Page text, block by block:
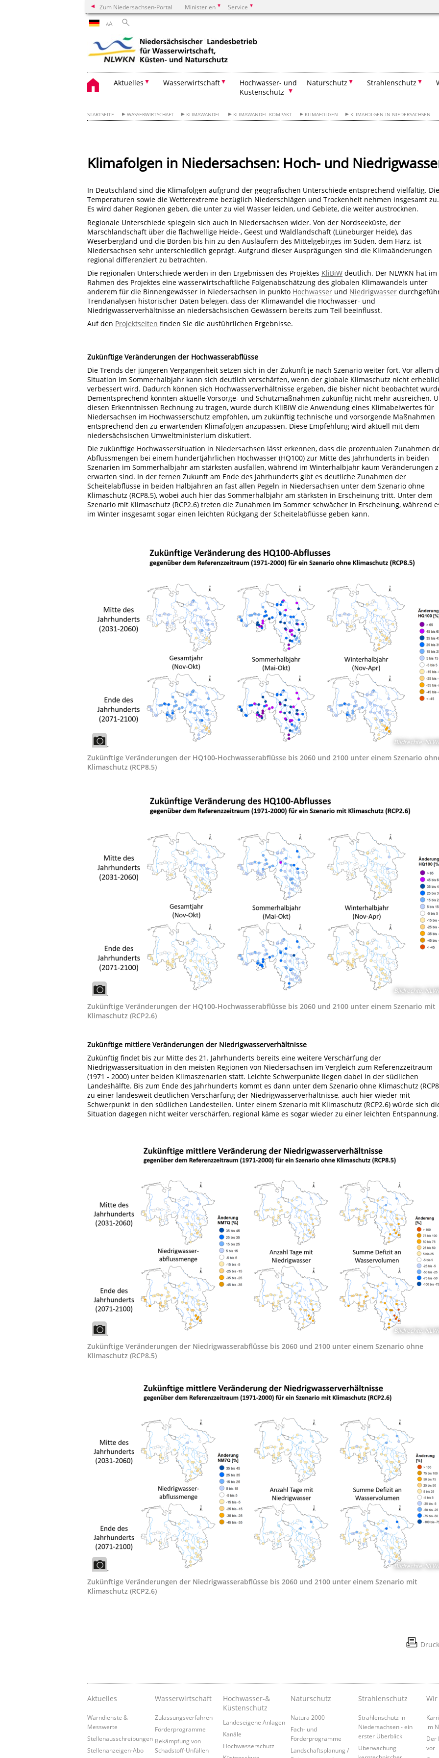
Zum Niedersachsen-Portal Ministerien Service
AA
Aktuelles Wasserwirtschaft
Hochwasser- und
Küstenschutz
Naturschutz Strahlenschutz
STARTSEITE WASSERWIRTSCHAFT KLIMAWANDEL KLIMAWANDEL KOMPAKT KLIMAFOLGEN KLIMAFOLGEN IN NIEDERSACHSEN
Klimafolgen in Niedersachsen: Hoch- und
In Deutschland sind die Klimafolgen aufgrund der geografischen Unterschiede entsprechend vielfältig. Die
Temperaturen sowie die Wetterextreme bezüglich Niederschlägen und Trockenheit nehmen insgesamt zu.
Es wird daher Regionen geben, die unter zu viel Wasser leiden, und Gebiete, die weiter austrocknen.
Regionale Unterschiede spiegeln sich auch in Niedersachsen wider. Von der Nordseeküste, der
Marschlandschaft über die flachwellige Heide-, Geest und Waldlandschaft (Lüneburger Heide), das
Weserbergland und die Börden bis hin zu den Ausläufern des Mittelgebirges im Süden, dem Harz, ist
Niedersachsen sehr unterschiedlich geprägt. Aufgrund dieser Ausprägungen sind die Klimaänderungen
regional differenziert zu betrachten.
Die regionalen Unterschiede werden in den Ergebnissen des Projektes KliBiW deutlich. Der NLWKN hat im
Rahmen des Projektes eine wasserwirtschaftliche Folgenabschätzung des globalen Klimawandels unter
anderem für die Binnengewässer in Niedersachsen in punkto Hochwasser und Niedrigwasser
Trendanalysen historischer Daten belegen, dass der Klimawandel die Hochwasser- und
Niedrigwasserverhältnisse an niedersächsischen Gewässern bereits zum Teil beeinflusst.
Auf den Projektseiten finden Sie die ausführlichen Ergebnisse.
Zukünftige Veränderungen der Hochwasserabflüsse
Die Trends der jüngeren Vergangenheit setzen sich in der Zukunft je nach Szenario weiter fort. Vor allem
Situation im Sommerhalbjahr kann sich deutlich verschärfen, wenn der globale Klimaschutz nicht
verbessert wird. Dadurch können sich Hochwasserverhältnisse ergeben, die bisher nicht beobachtet
Dementsprechend könnten aktuelle Vorsorge- und Schutzmaßnahmen zukünftig nicht mehr ausreichen.
diesen Erkenntnissen Rechnung zu tragen, wurde durch KliBiW die Anwendung eines Klimabeiwertes für
Niedersachsen im Hochwasserschutz empfohlen, um zukünftig technische und vorsorgende Maßnahmen
entsprechend den zu erwartenden Klimafolgen anzupassen. Diese Empfehlung wird aktuell mit dem
niedersächsischen Umweltministerium diskutiert.
Die zukünftige Hochwassersituation in Niedersachsen lässt erkennen, dass die prozentualen Zunahmen
Abflussmengen bei einem hundertjährlichen Hochwasser (HQ100) zur Mitte des Jahrhunderts in beiden
Szenarien im Sommerhalbjahr am stärksten ausfallen, während im Winterhalbjahr kaum Veränderungen
erwarten sind. In der fernen Zukunft am Ende des Jahrhunderts gibt es deutliche Zunahmen der
Scheitelabflüsse in beiden Halbjahren an fast allen Pegeln in Niedersachsen unter dem Szenario ohne
Klimaschutz (RCP8.5), wobei auch hier das Sommerhalbjahr am stärksten in Erscheinung tritt. Unter dem
Szenario mit Klimaschutz (RCP2.6) treten die Zunahmen im Sommer schwächer in Erscheinung, während
im Winter insgesamt sogar einen leichten Rückgang der Scheitelabflüsse geben kann.
Bildrechte:
Zukünftige Veränderungen der HQ100-Hochwasserabflüsse bis 2060 und 2100 unter einem Szenario
Klimaschutz (RCP8.5)
Bildrechte:
Zukünftige Veränderungen der HQ100-Hochwasserabflüsse bis 2060 und 2100 unter einem Szenario mit
Klimaschutz (RCP2.6)
Zukünftige mittlere Veränderungen der Niedrigwasserverhältnisse
Zukünftig findet bis zur Mitte des 21. Jahrhunderts bereits eine weitere Verschärfung der
Niedrigwassersituation in den meisten Regionen von Niedersachsen im Vergleich zum Referenzzeitraum
(1971 - 2000) unter beiden Klimaszenarien statt. Leichte Schwerpunkte liegen dabei in der südlichen
Landeshälfte. Bis zum Ende des Jahrhunderts kommt es dann unter dem Szenario ohne Klimaschutz
zu einer landesweit deutlichen Verschärfung der Niedrigwasserverhältnisse, auch hier wieder mit
Schwerpunkt in den südlichen Landesteilen. Unter einem Szenario mit Klimaschutz (RCP2.6) würde sich
Situation dagegen nicht weiter verschärfen, regional käme es sogar wieder zu einer leichten Entspannung.
Bildrechte:
Zukünftige Veränderungen der Niedrigwasserabflüsse bis 2060 und 2100 unter einem Szenario ohne
Klimaschutz (RCP8.5)
Bildrechte:
Zukünftige Veränderungen der Niedrigwasserabflüsse bis 2060 und 2100 unter einem Szenario mit
Klimaschutz (RCP2.6)
Aktuelles
Warndienste &
Messwerte
Stellenausschreibungen
Stellenanzeigen-Abo
Wasserwirtschaft
Zulassungsverfahren
Förderprogramme
Bekämpfung von
Schadstoff-Unfällen
Hochwasser-&
Küstenschutz
Landeseigene Anlagen
Kanäle
Hochwasserschutz
Naturschutz
Natura 2000
Fach- und
Förderprogramme
Landschaftsplanung /
Strahlenschutz
Strahlenschutz in
Niedersachsen - ein
erster Überblick
Überwachung
im
Der
vor